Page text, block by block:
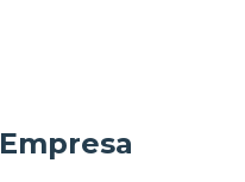
Empresa